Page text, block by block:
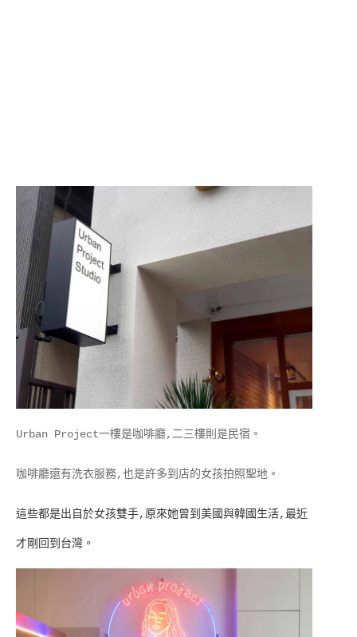
Urban Project一樓是咖啡廳,二三樓則是民宿。
咖啡廳還有洗衣服務,也是許多到店的女孩拍照聖地。
這些都是出自於女孩雙手,原來她曾到美國與韓國生活,最近
才剛回到台灣。